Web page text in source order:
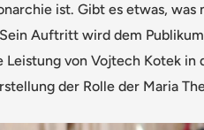
ist. Gibt es etwas, was
Auftritt wird dem
von Vojtech Kotek in
der Rolle der Maria